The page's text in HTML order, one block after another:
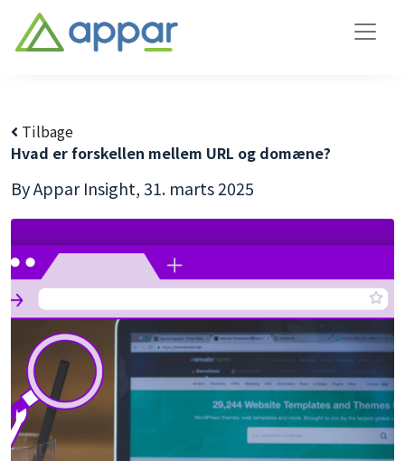
Tilbage
Hvad er forskellen mellem URL og domæne?
By Appar Insight,31. marts 2025